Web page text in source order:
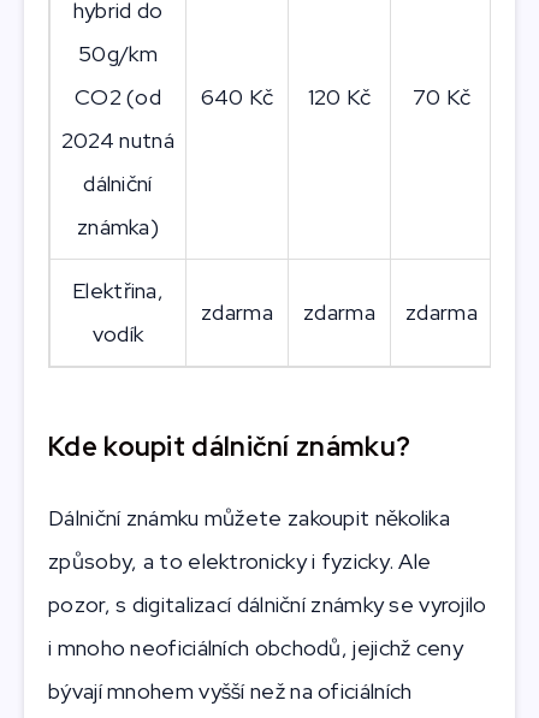
hybrid do
50g/km
CO2 (od
2024 nutná
dálniční
známka)
640 Kč 120 Kč 70 Kč
Elektřina,
vodík
zdarma zdarma zdarma
Kde koupit dálniční známku?
Dálniční známku můžete zakoupit několika
způsoby, a to elektronicky i fyzicky. Ale
pozor, s digitalizací dálniční známky se vyrojilo
i mnoho neoficiálních obchodů, jejichž ceny
bývají mnohem vyšší než na oficiálních